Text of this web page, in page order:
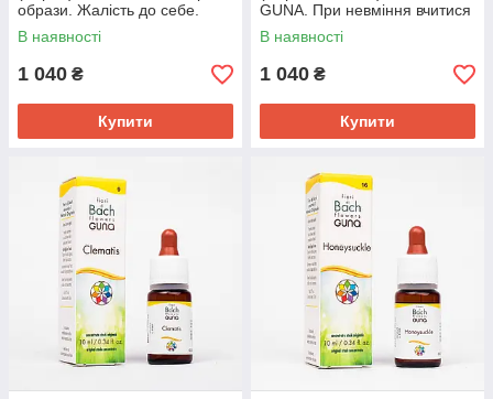
образи. Жалість до себе.
Почуття несправедливості
В наявності
1 040 ₴
Купити
GUNA. При невміння вчитися
на своїх помилках
В наявності
1 040 ₴
Купити